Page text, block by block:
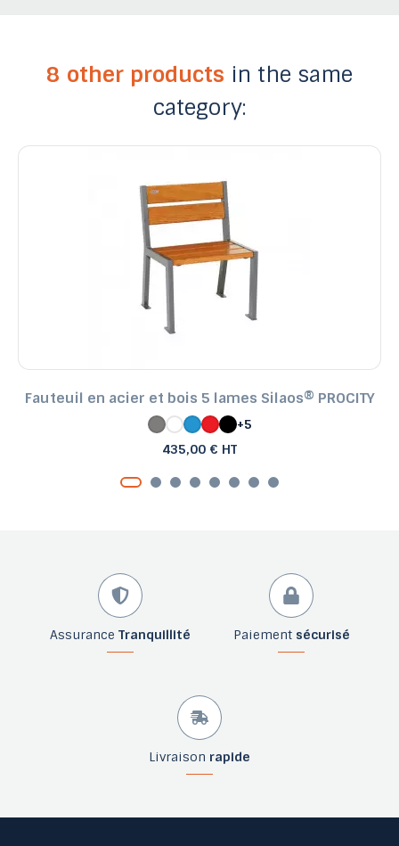
8 other products in the same
category:
Fauteuil en acier et bois 5 lames Silaos® PROCITY
+5
435,00 € HT
Assurance Tranquillité Paiement sécurisé
Livraison rapide